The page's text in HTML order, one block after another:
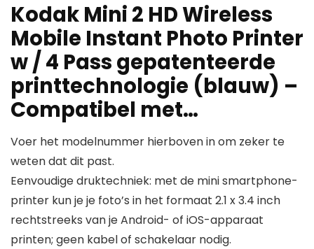
Kodak Mini 2 HD Wireless
Mobile Instant Photo Printer
w / 4 Pass gepatenteerde
printtechnologie (blauw) –
Compatibel met…
Voer het modelnummer hierboven in om zeker te
weten dat dit past.
Eenvoudige druktechniek: met de mini smartphone-
printer kun je je foto’s in het formaat 2.1 x 3.4 inch
rechtstreeks van je Android- of iOS-apparaat
printen; geen kabel of schakelaar nodig.